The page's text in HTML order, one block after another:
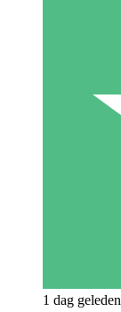
1 dag geleden